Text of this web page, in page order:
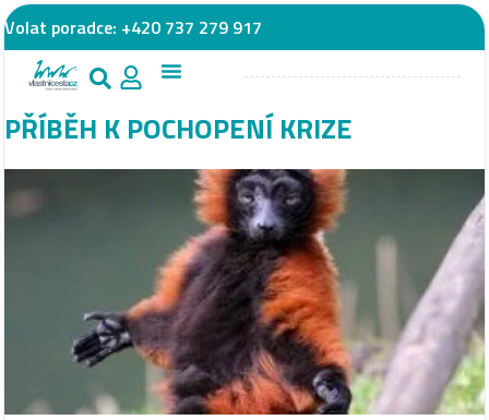
Volat poradce: +420 737 279 917
PŘÍBĚH K POCHOPENÍ KRIZE